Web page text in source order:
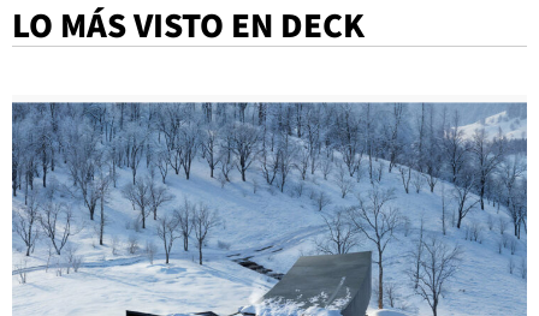
LO MÁS VISTO EN DECK